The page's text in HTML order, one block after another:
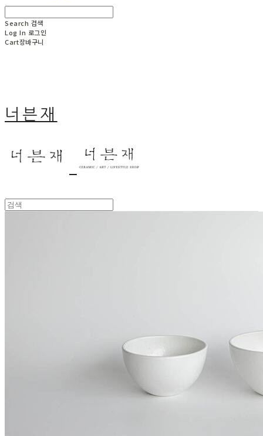
Search 검색
Log In 로그인
Cart장바구니
너븐재